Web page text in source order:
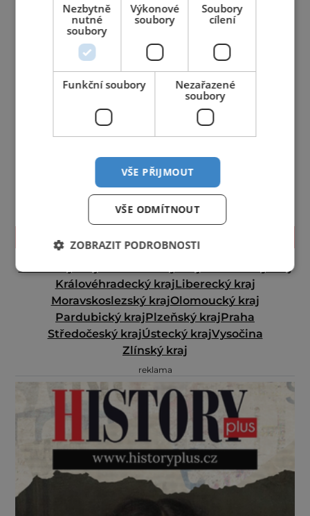
Jihočeský kraj
Karlovarský kraj
Královéhradecký krajLiberecký kraj
Moravskoslezský krajOlomoucký kraj
Pardubický krajPlzeňský krajPraha
Středočeský krajÚstecký krajVysočina
Zlínský kraj
reklama
Nezbytně
nutné
soubory
Výkonové
soubory
Soubory
cílení
Funkční soubory
Nezařazené
soubory
VŠE PŘIJMOUT
VŠE ODMÍTNOUT
ZOBRAZIT PODROBNOSTI